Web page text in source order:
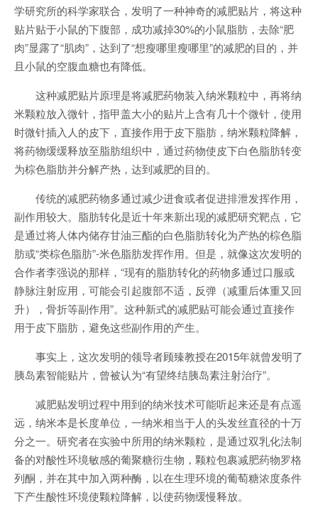
学研究所的科学家联合，发明了一种神奇的减肥贴片，将这种
贴片贴于小鼠的下腹部，成功减掉30%的小鼠脂肪，去除“肥
肉”显露了“肌肉”，达到了“想瘦哪里瘦哪里”的减肥的目的，并
且小鼠的空腹血糖也有降低。
这种减肥贴片原理是将减肥药物装入纳米颗粒中，再将纳
米颗粒放入微针，指甲盖大小的贴片上含有几十个微针，使用
时微针插入人的皮下，直接作用于皮下脂肪，纳米颗粒降解，
将药物缓缓释放至脂肪组织中，通过药物使皮下白色脂肪转变
为棕色脂肪并分解产热，达到减肥的目的。
传统的减肥药物多通过减少进食或者促进排泄发挥作用，
副作用较大。脂肪转化是近十年来新出现的减肥研究靶点，它
是通过将人体内储存甘油三酯的白色脂肪转化为产热的棕色脂
肪或“类棕色脂肪”-米色脂肪发挥作用。但是，就像这次发明的
合作者李强说的那样，“现有的脂肪转化的药物多通过口服或
静脉注射应用，可能会引起腹部不适，反弹（减重后体重又回
升），骨折等副作用”。这种新式的减肥贴可能会通过直接作
用于皮下脂肪，避免这些副作用的产生。
事实上，这次发明的领导者顾臻教授在2015年就曾发明了
胰岛素智能贴片，曾被认为“有望终结胰岛素注射治疗”。
减肥贴发明过程中用到的纳米技术可能听起来还是有点遥
远，纳米本是长度单位，一纳米相当于人的头发丝直径的十万
分之一。研究者在实验中所用的纳米颗粒，是通过双乳化法制
备的对酸性环境敏感的葡聚糖衍生物，颗粒包裹减肥药物罗格
列酮，并在其中加入两种酶，以在生理环境的葡萄糖浓度条件
下产生酸性环境使颗粒降解，以使药物缓慢释放。